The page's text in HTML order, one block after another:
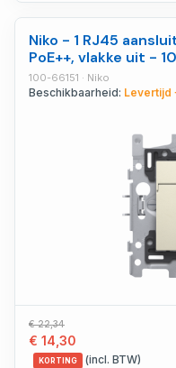
Niko - 1 RJ45
PoE++, vlakke uit -
100-66151 · Niko
Beschikbaarheid: Levertijd
€ 22,34
€ 14,30
KORTING (incl. BTW)